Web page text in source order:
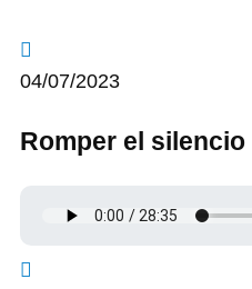
04/07/2023
Romper el silencio